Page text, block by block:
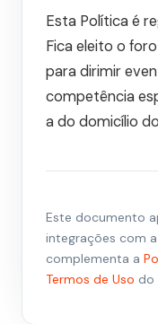
Esta Política é
Fica eleito o
para dirimir
competência
a do domicílio
Este documento
integrações com
complementa a
Termos de Uso do